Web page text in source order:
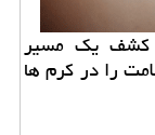
كشف یك مسیر
را در كرم ها